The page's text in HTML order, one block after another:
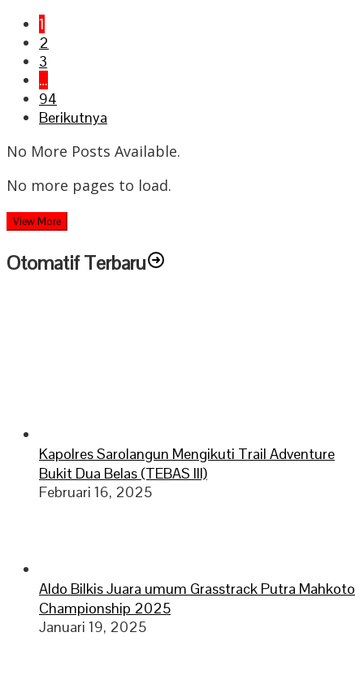
1
2
3
…
94
Berikutnya
No More Posts Available.
No more pages to load.
View More
Otomatif Terbaru
Kapolres Sarolangun Mengikuti Trail Adventure
Bukit Dua Belas (TEBAS III)
Februari 16, 2025
Aldo Bilkis Juara umum Grasstrack Putra Mahkoto
Championship 2025
Januari 19, 2025